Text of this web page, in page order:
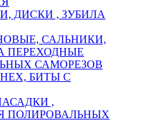
ДИСКИ , ЗУБИЛА
САЛЬНИКИ,
ПЕРЕХОДНЫЕ
САМОРЕЗОВ
БИТЫ С
,
ПОЛИРОВАЛЬНЫХ